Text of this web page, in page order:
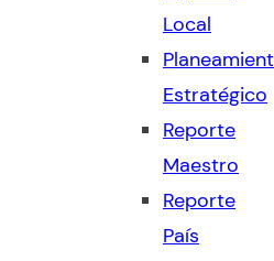
Local
Estratégico
Reporte
Maestro
Reporte
País